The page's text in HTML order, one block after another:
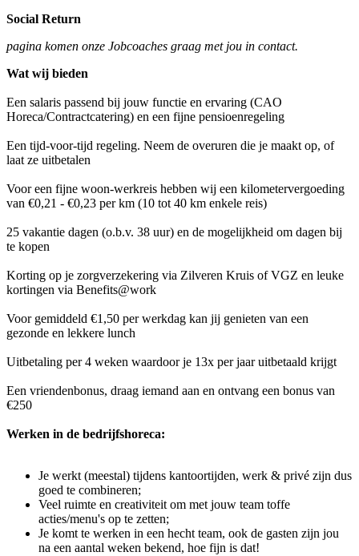
Social Return
pagina komen onze Jobcoaches graag met jou in contact.
Wat wij bieden
Een salaris passend bij jouw functie en ervaring (CAO
Horeca/Contractcatering) en een fijne pensioenregeling
Een tijd-voor-tijd regeling. Neem de overuren die je maakt op, of
laat ze uitbetalen
Voor een fijne woon-werkreis hebben wij een kilometervergoeding
van €0,21 - €0,23 per km (10 tot 40 km enkele reis)
25 vakantie dagen (o.b.v. 38 uur) en de mogelijkheid om dagen bij
te kopen
Korting op je zorgverzekering via Zilveren Kruis of VGZ en leuke
kortingen via Benefits@work
Voor gemiddeld €1,50 per werkdag kan jij genieten van een
gezonde en lekkere lunch
Uitbetaling per 4 weken waardoor je 13x per jaar uitbetaald krijgt
Een vriendenbonus, draag iemand aan en ontvang een bonus van
€250
Werken in de bedrijfshoreca:
Je werkt (meestal) tijdens kantoortijden, werk & privé zijn dus
goed te combineren;
Veel ruimte en creativiteit om met jouw team toffe
acties/menu's op te zetten;
Je komt te werken in een hecht team, ook de gasten zijn jou
na een aantal weken bekend, hoe fijn is dat!